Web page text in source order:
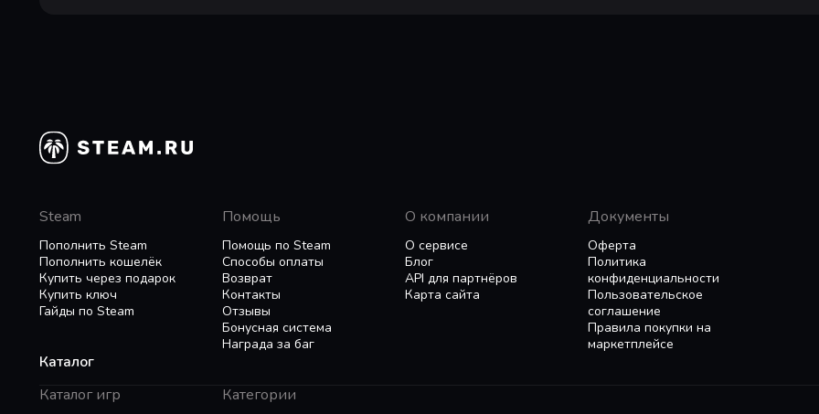
Steam
Пополнить Steam
Пополнить кошелёк
Купить через подарок
Купить ключ
Гайды по Steam
Помощь
Помощь по Steam
Способы оплаты
Возврат
Контакты
Отзывы
Бонусная система
Награда за баг
О компании
О сервисе
Блог
API для партнёров
Карта сайта
Документы
Оферта
Политика
конфиденциальности
Пользовательское
соглашение
Правила покупки на
маркетплейсе
Каталог
Каталог игр
Категории